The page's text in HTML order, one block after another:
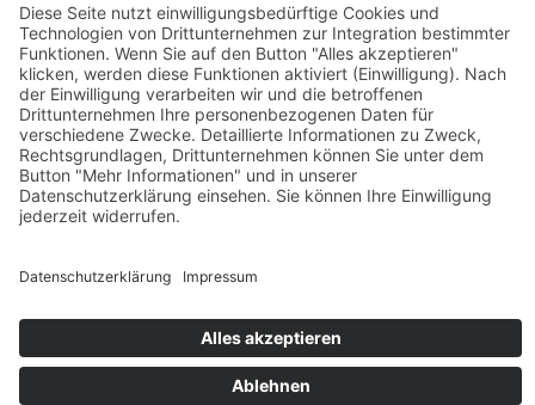
finanziellen Situation und dem Willen des Unternehmens ab.
Sinnvoll ist dagegen der Abschluss einer D&O-Versicherung
(Directors & Officers Liability), die auch den
Exportkontrollbeauftragten erfasst. Ob und in welchem
Umfang solche Policen Bußgelder im
Ordnungswidrigkeitenbereich abdecken, ist vom konkreten
Versicherungsvertrag abhängig und sollte vor dem Ernstfall
geprüft werden. Die Kanzlei für Außenwirtschaftsrecht prüft
Einschätzung — nehmen Sie Kontakt auf.
Häufig gestellte Fragen
Haftet der Exportkontrollbeauftragte persönlich für